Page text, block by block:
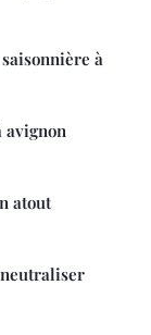
à
avignon
atout